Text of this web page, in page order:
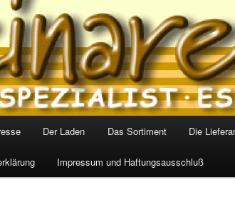
Der Laden Das Sortiment Die
Impressum und Haftungsausschluß